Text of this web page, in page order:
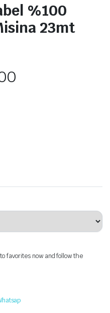
%100
23mt
favorites now and follow the